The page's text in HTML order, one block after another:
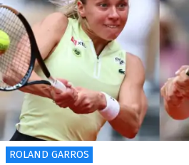
ROLAND GARROS